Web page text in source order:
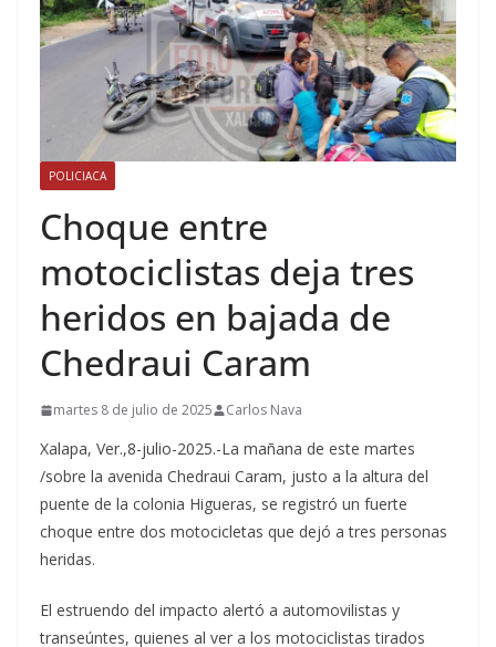
POLICIACA
Choque entre
motociclistas deja tres
heridos en bajada de
Chedraui Caram
martes 8 de julio de 2025 Carlos Nava
Xalapa, Ver.,8-julio-2025.-La mañana de este martes
/sobre la avenida Chedraui Caram, justo a la altura del
puente de la colonia Higueras, se registró un fuerte
choque entre dos motocicletas que dejó a tres personas
heridas.
El estruendo del impacto alertó a automovilistas y
transeúntes, quienes al ver a los motociclistas tirados